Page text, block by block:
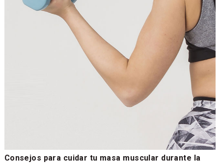
Consejos para cuidar tu masa muscular durante la